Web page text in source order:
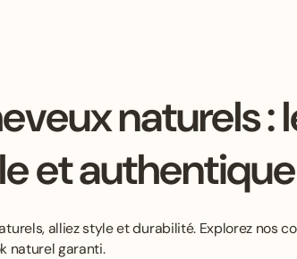
naturels :
et authentique
alliez style et durabilité. Explorez nos
naturel garanti.